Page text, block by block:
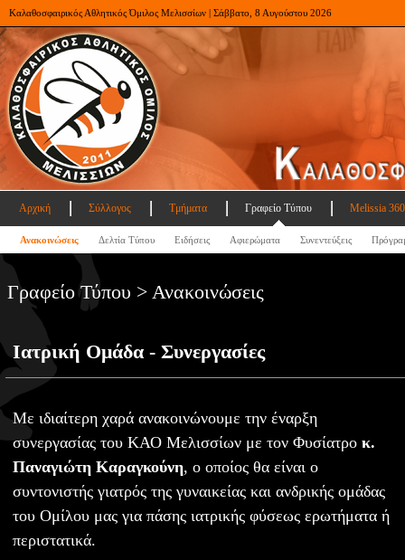
Καλαθοσφαιρικός Αθλητικός Όμιλος Μελισσίων | Σάββατο, 8 Αυγούστου 2026
Αρχική Σύλλογος Τμήματα Γραφείο Τύπου Melissia
Ανακοινώσεις Δελτία Τύπου Ειδήσεις Αφιερώματα Συνεντεύξεις
Γραφείο Τύπου > Ανακοινώσεις
Ιατρική Ομάδα - Συνεργασίες
Με ιδιαίτερη χαρά ανακοινώνουμε την έναρξη
συνεργασίας του ΚΑΟ Μελισσίων με τον Φυσίατρο κ.
Παναγιώτη Καραγκούνη, ο οποίος θα είναι ο
συντονιστής γιατρός της γυναικείας και ανδρικής ομάδας
του Ομίλου μας για πάσης ιατρικής φύσεως ερωτήματα ή
περιστατικά.